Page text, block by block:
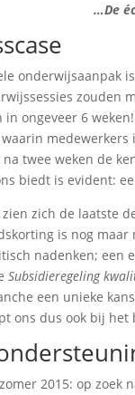
…De
onderwijsaanpak
in ongeveer 6
waarin
twee weken de
biedt is evident:
zich de laatste
is nog
nadenken; een
Subsidieregeling
een unieke
ons dus ook bij het
2015: op zoek